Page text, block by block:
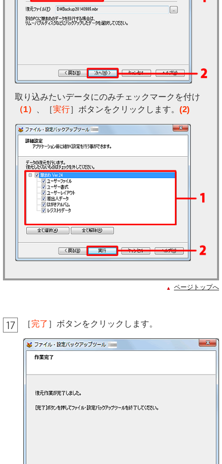
取り込みたいデータにのみチェックマークを付け
（1）
、［実行］ボタンをクリックします。 (2)
ページトップへ
［完了 ］ボタンをクリックします。